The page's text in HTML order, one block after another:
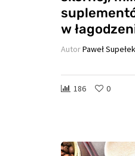
w
AutorPaweł Supełek
186 0